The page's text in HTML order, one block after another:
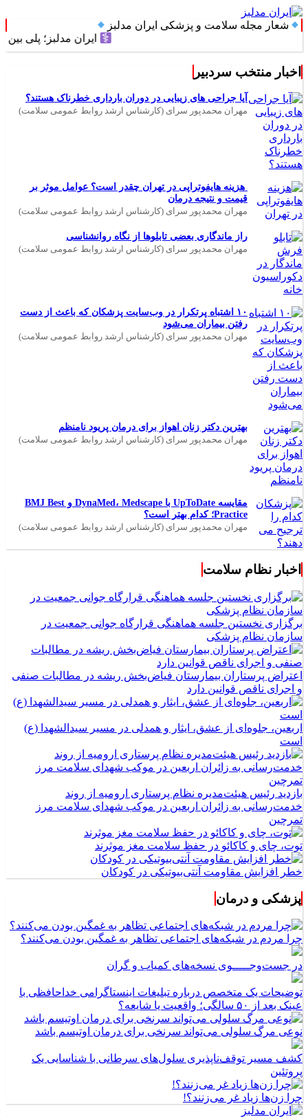
شعار مجله سلامت و پزشکی ایران مدلبز
ایران مدلبز؛ پلی بین دانش
اخبار منتخب سردبیر
آیا جراحی های زیبایی در دوران بارداری خطرناک هستند؟
مهران محمدپور سرای (کارشناس ارشد روابط عمومی سلامت)
هزینه هایفوتراپی در تهران چقدر است؟ عوامل موثر بر
قیمت و نتیجه درمان
مهران محمدپور سرای (کارشناس ارشد روابط عمومی سلامت)
راز ماندگاری بعضی تابلوها از نگاه روانشناسی
مهران محمدپور سرای (کارشناس ارشد روابط عمومی سلامت)
۱۰ اشتباه پرتکرار در وب‌سایت پزشکان که باعث از دست
رفتن بیماران می‌شود
مهران محمدپور سرای (کارشناس ارشد روابط عمومی سلامت)
بهترین دکتر زنان اهواز برای درمان پریود نامنظم
مهران محمدپور سرای (کارشناس ارشد روابط عمومی سلامت)
مقایسه UpToDate با DynaMed، Medscape و BMJ Best
Practice؛ کدام بهتر است؟
مهران محمدپور سرای (کارشناس ارشد روابط عمومی سلامت)
اخبار نظام سلامت
برگزاری نخستین جلسه هماهنگی قرارگاه جوانی جمعیت در
سازمان نظام پزشکی
اعتراض پرستاران بیمارستان فیاض‌بخش ریشه در مطالبات صنفی
و اجرای ناقص قوانین دارد
اربعین، جلوه‌ای از عشق، ایثار و همدلی در مسیر سیدالشهدا (ع)
است
بازدید رئیس هیئت‌مدیره نظام پرستاری ارومیه از روند
خدمت‌رسانی به زائران اربعین در موکب شهدای سلامت مرز
تمرچین
توت، چای و کاکائو در حفظ سلامت مغز موثرند
خطر افزایش مقاومت آنتی‌بیوتیکی در کودکان
پزشکی و درمان
چرا مردم در شبکه‌های اجتماعی تظاهر به غمگین بودن می‌کنند؟
در جست‌وجـــــوی نسخه‌های کمیاب و گران
توضیحات یک متخصص درباره تبلیغات اینستاگرامی خداحافظی با
عینک بعد از ۵۰ سالگی؛ واقعیت یا شایعه؟
نوعی مرگ سلولی می‌تواند سرنخی برای درمان اوتیسم باشد
کشف مسیر توقف‌ناپذیری سلول‌های سرطانی با شناسایی یک
پروتئین
چرا زن‌ها زیاد غر می‌زنند؟!